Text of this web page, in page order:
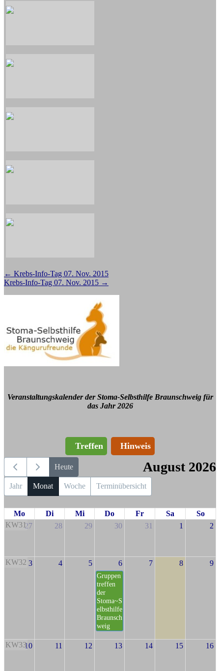
Beitragsnavigation
← Krebs-Info-Tag 07. Nov. 2015
Krebs-Info-Tag 07. Nov. 2015 →
Veranstaltungskalender der Stoma-Selbsthilfe Braunschweig für
das Jahr 2026
Treffen Hinweis
Heute August 2026
Jahr Monat Woche Terminübersicht
Mo Di Mi Do Fr Sa
So
KW3127 28 29 30 31 1 2
KW32 3 4 5 6
Gruppen
treffen
der
Stoma~S
elbsthilfe
Braunsch
weig
7 8 9
KW3310 11 12 13 14 15 16